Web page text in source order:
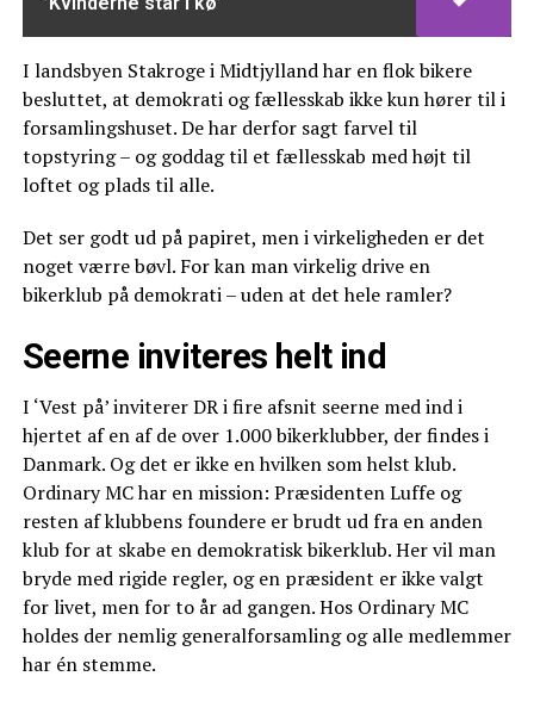
I landsbyen Stakroge i Midtjylland har en flok bikere
besluttet, at demokrati og fællesskab ikke kun hører til i
forsamlingshuset. De har derfor sagt farvel til
topstyring – og goddag til et fællesskab med højt til
loftet og plads til alle.
Det ser godt ud på papiret, men i virkeligheden er det
noget værre bøvl. For kan man virkelig drive en
bikerklub på demokrati – uden at det hele ramler?
Seerne inviteres helt ind
I ‘Vest på’ inviterer DR i fire afsnit seerne med ind i
hjertet af en af de over 1.000 bikerklubber, der findes i
Danmark. Og det er ikke en hvilken som helst klub.
Ordinary MC har en mission: Præsidenten Luffe og
resten af klubbens foundere er brudt ud fra en anden
klub for at skabe en demokratisk bikerklub. Her vil man
bryde med rigide regler, og en præsident er ikke valgt
for livet, men for to år ad gangen. Hos Ordinary MC
holdes der nemlig generalforsamling og alle medlemmer
har én stemme.